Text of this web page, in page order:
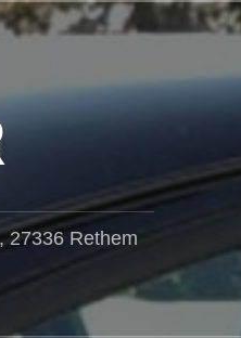
27336 Rethem